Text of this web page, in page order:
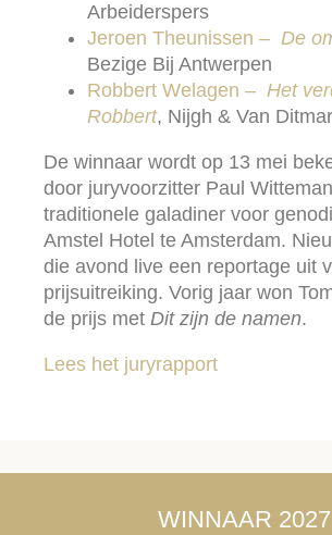
Arbeiderspers
Jeroen Theunissen – De
Bezige Bij Antwerpen
Robbert Welagen – Het
Robbert, Nijgh & Van Ditmar
De winnaar wordt op 13 mei
door juryvoorzitter Paul
traditionele galadiner voor
Amstel Hotel te Amsterdam.
die avond live een reportage uit
prijsuitreiking. Vorig jaar won
de prijs met Dit zijn de namen.
Lees het juryrapport
WINNAAR 2027